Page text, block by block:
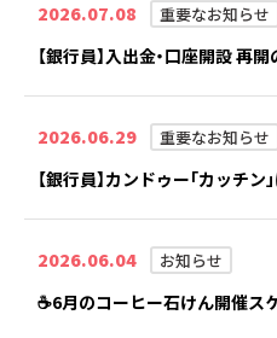
2026.07.08 重要なお知らせ
【銀行員】入出金・口座開設 再
2026.06.29 重要なお知らせ
【銀行員】カンドゥー「カッチ
2026.06.04 お知らせ
☕6月のコーヒー石けん開催ス